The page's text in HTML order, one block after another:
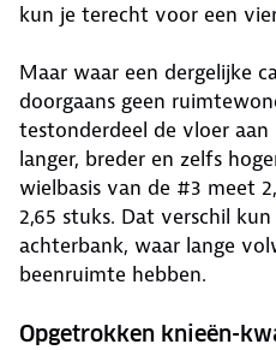
kun je terecht voor een
Maar waar een dergelijke
doorgaans geen
testonderdeel de vloer aan
langer, breder en zelfs
wielbasis van de #3 meet
2,65 stuks. Dat verschil
achterbank, waar lange
beenruimte hebben.
Opgetrokken knieën-